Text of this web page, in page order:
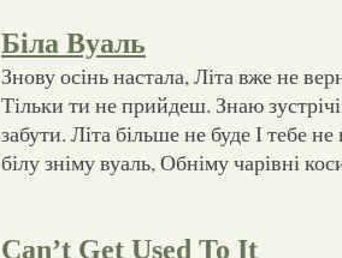
Біла Вуаль
Знову осінь настала, Літа вже не
Тільки ти не прийдеш. Знаю
забути. Літа більше не буде І тебе
білу зніму вуаль, Обніму чарівні
Can’t Get Used To It